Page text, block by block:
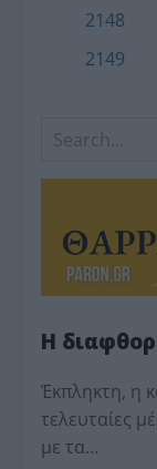
2148
2149
Η
Έκπληκτη, η
τελευταίες
με τα…